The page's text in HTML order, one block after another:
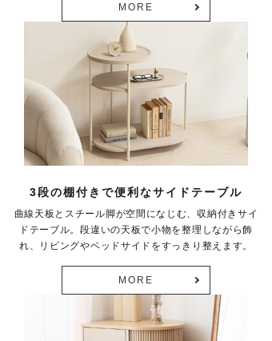
MORE
3段の棚付きで便利なサイドテーブル
曲線天板とスチール脚が空間になじむ、収納付きサイ
ドテーブル。段違いの天板で小物を整理しながら飾
れ、リビングやベッドサイドをすっきり整えます。
MORE